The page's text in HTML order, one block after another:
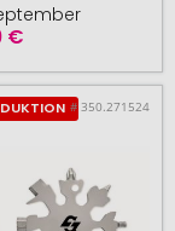
€
# 350.271524